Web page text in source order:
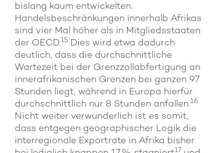
bislang kaum entwickelten.
Handelsbeschränkungen innerhalb Afrikas
sind vier Mal höher als in Mitgliedsstaaten
der OECD.15 Dies wird etwa dadurch
deutlich, dass die durchschnittliche
Wartezeit bei der Grenzzollabfertigung an
innerafrikanischen Grenzen bei ganzen 97
Stunden liegt, während in Europa hierfür
durchschnittlich nur 8 Stunden anfallen.16
Nicht weiter verwunderlich ist es somit,
dass entgegen geographischer Logik die
interregionale Exportrate in Afrika bisher
17